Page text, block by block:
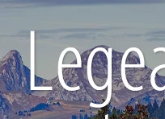
conținut